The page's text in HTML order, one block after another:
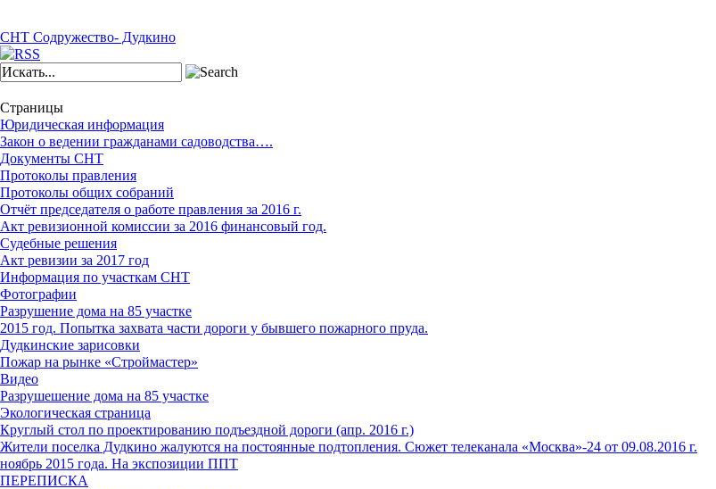
СНТ Содружество- Дудкино
Страницы
Юридическая информация
Закон о ведении гражданами садоводства….
Документы СНТ
Протоколы правления
Протоколы общих собраний
Отчёт председателя о работе правления за 2016 г.
Акт ревизионной комиссии за 2016 финансовый год.
Судебные решения
Акт ревизии за 2017 год
Информация по участкам СНТ
Фотографии
Разрушение дома на 85 участке
2015 год. Попытка захвата части дороги у бывшего пожарного пруда.
Дудкинские зарисовки
Пожар на рынке «Строймастер»
Видео
Разрушешение дома на 85 участке
Экологическая страница
Круглый стол по проектированию подъездной дороги (апр. 2016 г.)
Жители поселка Дудкино жалуются на постоянные подтопления. Сюжет телеканала «Москва»-24 от 09.08.2016 г.
ноябрь 2015 года. На экспозиции ППТ
ПЕРЕПИСКА